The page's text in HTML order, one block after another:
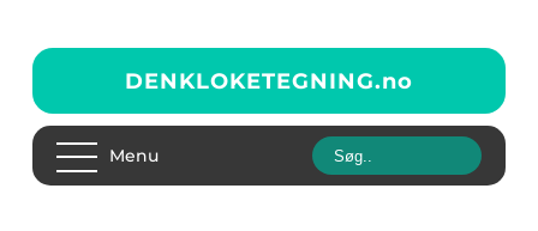
DENKLOKETEGNING.no
Menu